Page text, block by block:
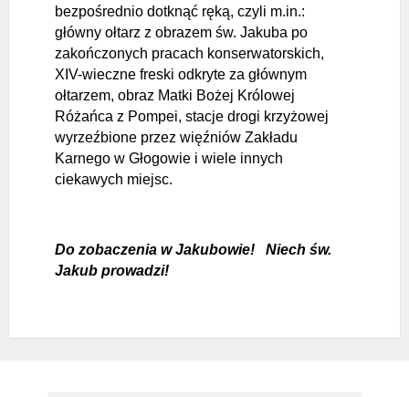
bezpośrednio dotknąć ręką, czyli m.in.:
główny ołtarz z obrazem św. Jakuba po
zakończonych pracach konserwatorskich,
XIV-wieczne freski odkryte za głównym
ołtarzem, obraz Matki Bożej Królowej
Różańca z Pompei, stacje drogi krzyżowej
wyrzeźbione przez więźniów Zakładu
Karnego w Głogowie i wiele innych
ciekawych miejsc.
Do zobaczenia w Jakubowie! Niech św.
Jakub prowadzi!